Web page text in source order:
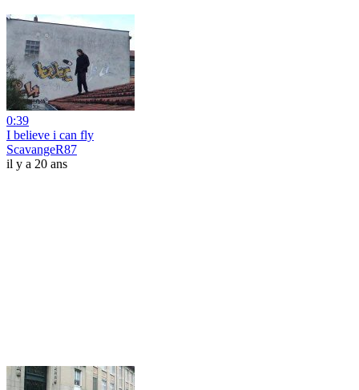
0:39
I believe i can fly
ScavangeR87
il y a 20 ans